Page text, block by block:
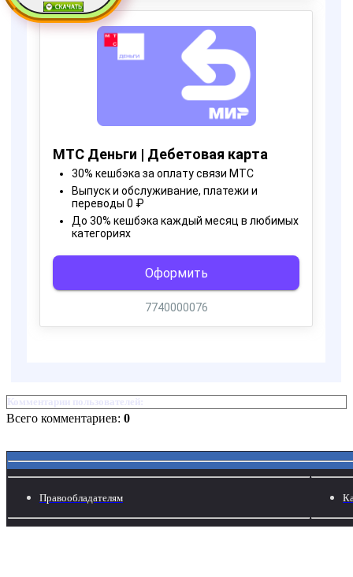
Комментарии пользователей:
Всего комментариев: 0
Правообладателям